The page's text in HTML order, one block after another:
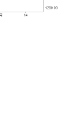
前年同期比
のプラカー